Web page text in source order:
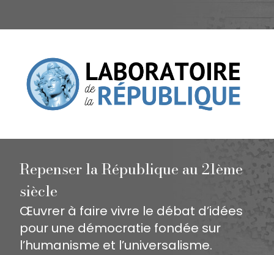
Repenser la République au 21ème
siècle
Œuvrer à faire vivre le débat d’idées
pour une démocratie fondée sur
l’humanisme et l’universalisme.